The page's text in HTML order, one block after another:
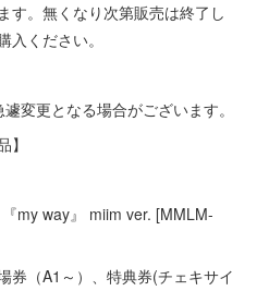
す。無くなり次第販売は終了し
入ください。
変更となる場合がございます。
】
my way』 miim ver. [MMLM-
券（A1～）、特典券(チェキサイ